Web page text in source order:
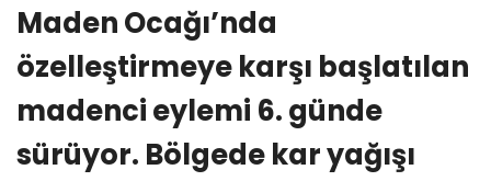
Maden Ocağı’nda
özelleştirmeye karşı başlatılan
madenci eylemi 6. günde
sürüyor. Bölgede kar yağışı